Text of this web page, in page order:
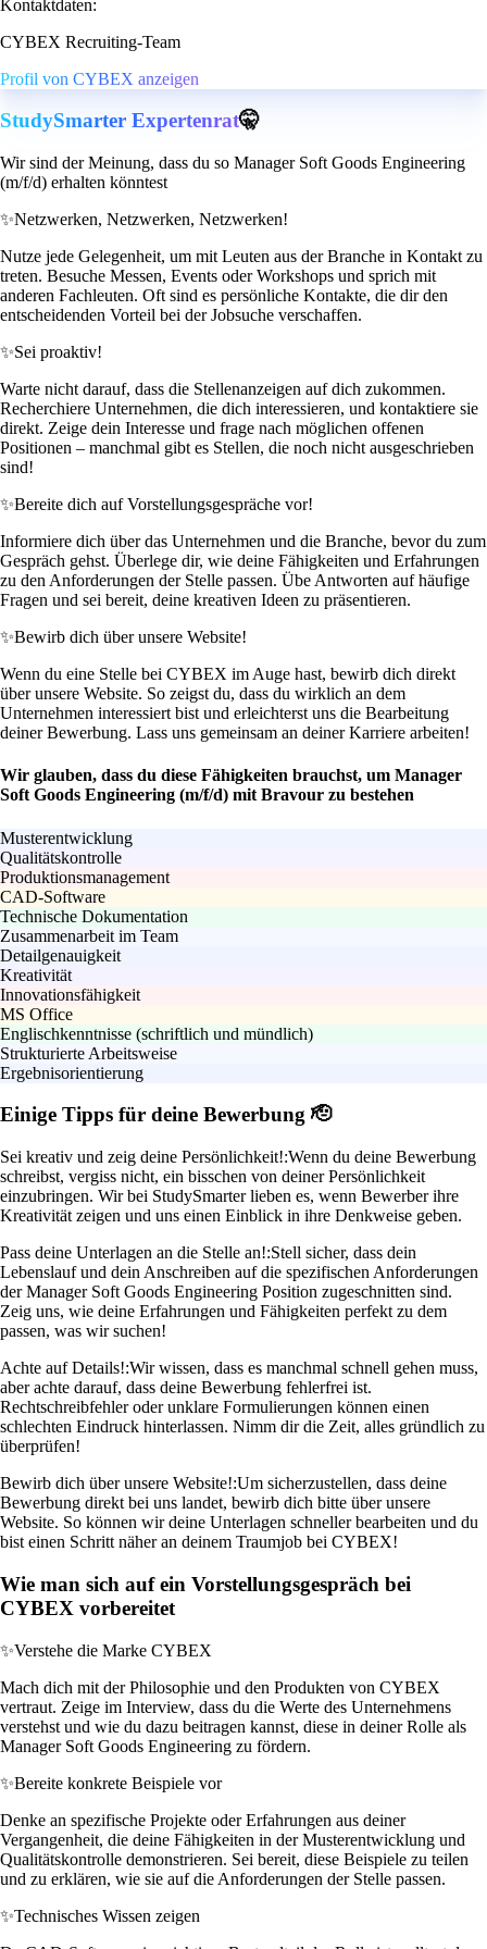
Kontaktdaten:
CYBEX Recruiting-Team
Profil von CYBEX anzeigen
StudySmarter Expertenrat🤫
Wir sind der Meinung, dass du so Manager Soft Goods Engineering
(m/f/d) erhalten könntest
✨Netzwerken, Netzwerken, Netzwerken!
Nutze jede Gelegenheit, um mit Leuten aus der Branche in Kontakt zu
treten. Besuche Messen, Events oder Workshops und sprich mit
anderen Fachleuten. Oft sind es persönliche Kontakte, die dir den
entscheidenden Vorteil bei der Jobsuche verschaffen.
✨Sei proaktiv!
Warte nicht darauf, dass die Stellenanzeigen auf dich zukommen.
Recherchiere Unternehmen, die dich interessieren, und kontaktiere sie
direkt. Zeige dein Interesse und frage nach möglichen offenen
Positionen – manchmal gibt es Stellen, die noch nicht ausgeschrieben
sind!
✨Bereite dich auf Vorstellungsgespräche vor!
Informiere dich über das Unternehmen und die Branche, bevor du zum
Gespräch gehst. Überlege dir, wie deine Fähigkeiten und Erfahrungen
zu den Anforderungen der Stelle passen. Übe Antworten auf häufige
Fragen und sei bereit, deine kreativen Ideen zu präsentieren.
✨Bewirb dich über unsere Website!
Wenn du eine Stelle bei CYBEX im Auge hast, bewirb dich direkt
über unsere Website. So zeigst du, dass du wirklich an dem
Unternehmen interessiert bist und erleichterst uns die Bearbeitung
deiner Bewerbung. Lass uns gemeinsam an deiner Karriere arbeiten!
Wir glauben, dass du diese Fähigkeiten brauchst, um Manager
Soft Goods Engineering (m/f/d) mit Bravour zu bestehen
Musterentwicklung
Qualitätskontrolle
Produktionsmanagement
CAD-Software
Technische Dokumentation
Zusammenarbeit im Team
Detailgenauigkeit
Kreativität
Innovationsfähigkeit
MS Office
Englischkenntnisse (schriftlich und mündlich)
Strukturierte Arbeitsweise
Ergebnisorientierung
Einige Tipps für deine Bewerbung 🫡
Sei kreativ und zeig deine Persönlichkeit!:Wenn du deine Bewerbung
schreibst, vergiss nicht, ein bisschen von deiner Persönlichkeit
einzubringen. Wir bei StudySmarter lieben es, wenn Bewerber ihre
Kreativität zeigen und uns einen Einblick in ihre Denkweise geben.
Pass deine Unterlagen an die Stelle an!:Stell sicher, dass dein
Lebenslauf und dein Anschreiben auf die spezifischen Anforderungen
der Manager Soft Goods Engineering Position zugeschnitten sind.
Zeig uns, wie deine Erfahrungen und Fähigkeiten perfekt zu dem
passen, was wir suchen!
Achte auf Details!:Wir wissen, dass es manchmal schnell gehen muss,
aber achte darauf, dass deine Bewerbung fehlerfrei ist.
Rechtschreibfehler oder unklare Formulierungen können einen
schlechten Eindruck hinterlassen. Nimm dir die Zeit, alles gründlich zu
überprüfen!
Bewirb dich über unsere Website!:Um sicherzustellen, dass deine
Bewerbung direkt bei uns landet, bewirb dich bitte über unsere
Website. So können wir deine Unterlagen schneller bearbeiten und du
bist einen Schritt näher an deinem Traumjob bei CYBEX!
Wie man sich auf ein Vorstellungsgespräch bei
CYBEX vorbereitet
✨Verstehe die Marke CYBEX
Mach dich mit der Philosophie und den Produkten von CYBEX
vertraut. Zeige im Interview, dass du die Werte des Unternehmens
verstehst und wie du dazu beitragen kannst, diese in deiner Rolle als
Manager Soft Goods Engineering zu fördern.
✨Bereite konkrete Beispiele vor
Denke an spezifische Projekte oder Erfahrungen aus deiner
Vergangenheit, die deine Fähigkeiten in der Musterentwicklung und
Qualitätskontrolle demonstrieren. Sei bereit, diese Beispiele zu teilen
und zu erklären, wie sie auf die Anforderungen der Stelle passen.
✨Technisches Wissen zeigen